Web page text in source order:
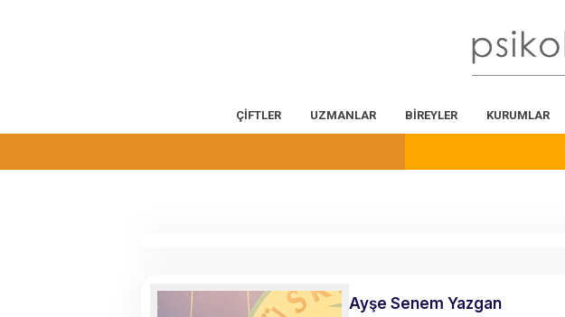
ÇİFTLER UZMANLAR BİREYLER KURUMLAR
Ayşe Senem Yazgan